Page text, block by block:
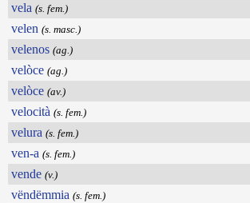
vela (s. fem.)
velen (s. masc.)
velenos (ag.)
velòce (ag.)
velòce (av.)
velocità (s. fem.)
velura (s. fem.)
ven-a (s. fem.)
vende (v.)
vëndëmmia (s. fem.)